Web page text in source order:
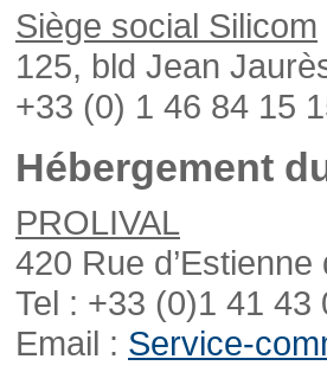
Siège social Silicom
125, bld Jean
+33 (0) 1 46 84 15
Hébergement
PROLIVAL
420 Rue
Tel : +33 (0)1 41 43
Email : Service-